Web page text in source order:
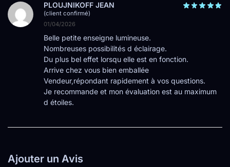
PLOUJNIKOFF JEAN
(client confirmé)
01/04/2026
Belle petite enseigne lumineuse.
Nombreuses possibilités d éclairage.
Du plus bel effet lorsqu elle est en fonction.
Arrive chez vous bien emballée
Vendeur,répondant rapidement à vos questions.
Je recommande et mon évaluation est au maximum
d étoiles.
Ajouter un Avis